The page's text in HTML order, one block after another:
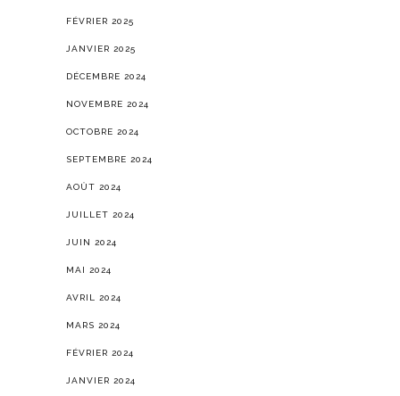
FÉVRIER 2025
JANVIER 2025
DÉCEMBRE 2024
NOVEMBRE 2024
OCTOBRE 2024
SEPTEMBRE 2024
AOÛT 2024
JUILLET 2024
JUIN 2024
MAI 2024
AVRIL 2024
MARS 2024
FÉVRIER 2024
JANVIER 2024